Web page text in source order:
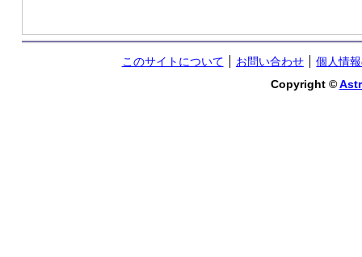
このサイトについて お問い合わせ
個人情
Copyright ©